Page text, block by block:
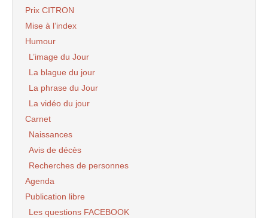
Prix CITRON
Mise à l’index
Humour
L’image du Jour
La blague du jour
La phrase du Jour
La vidéo du jour
Carnet
Naissances
Avis de décès
Recherches de personnes
Agenda
Publication libre
Les questions FACEBOOK